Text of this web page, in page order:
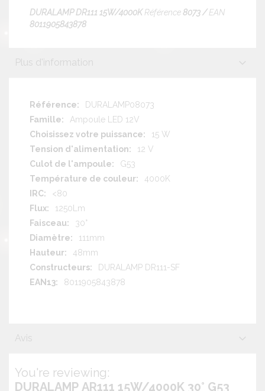
DURALAMP DR111 15W/4000K Référence8073 /EAN
8011905843878
Plus d'information
Plus
d'information
DURALAMP08073
Ampoule LED 12V
15 W
12 V
G53
4000K
<80
1250Lm
30°
111mm
48mm
DURALAMP DR111-SF
8011905843878
Avis
You're reviewing:
DURALAMP AR111 15W/4000K 30° G53